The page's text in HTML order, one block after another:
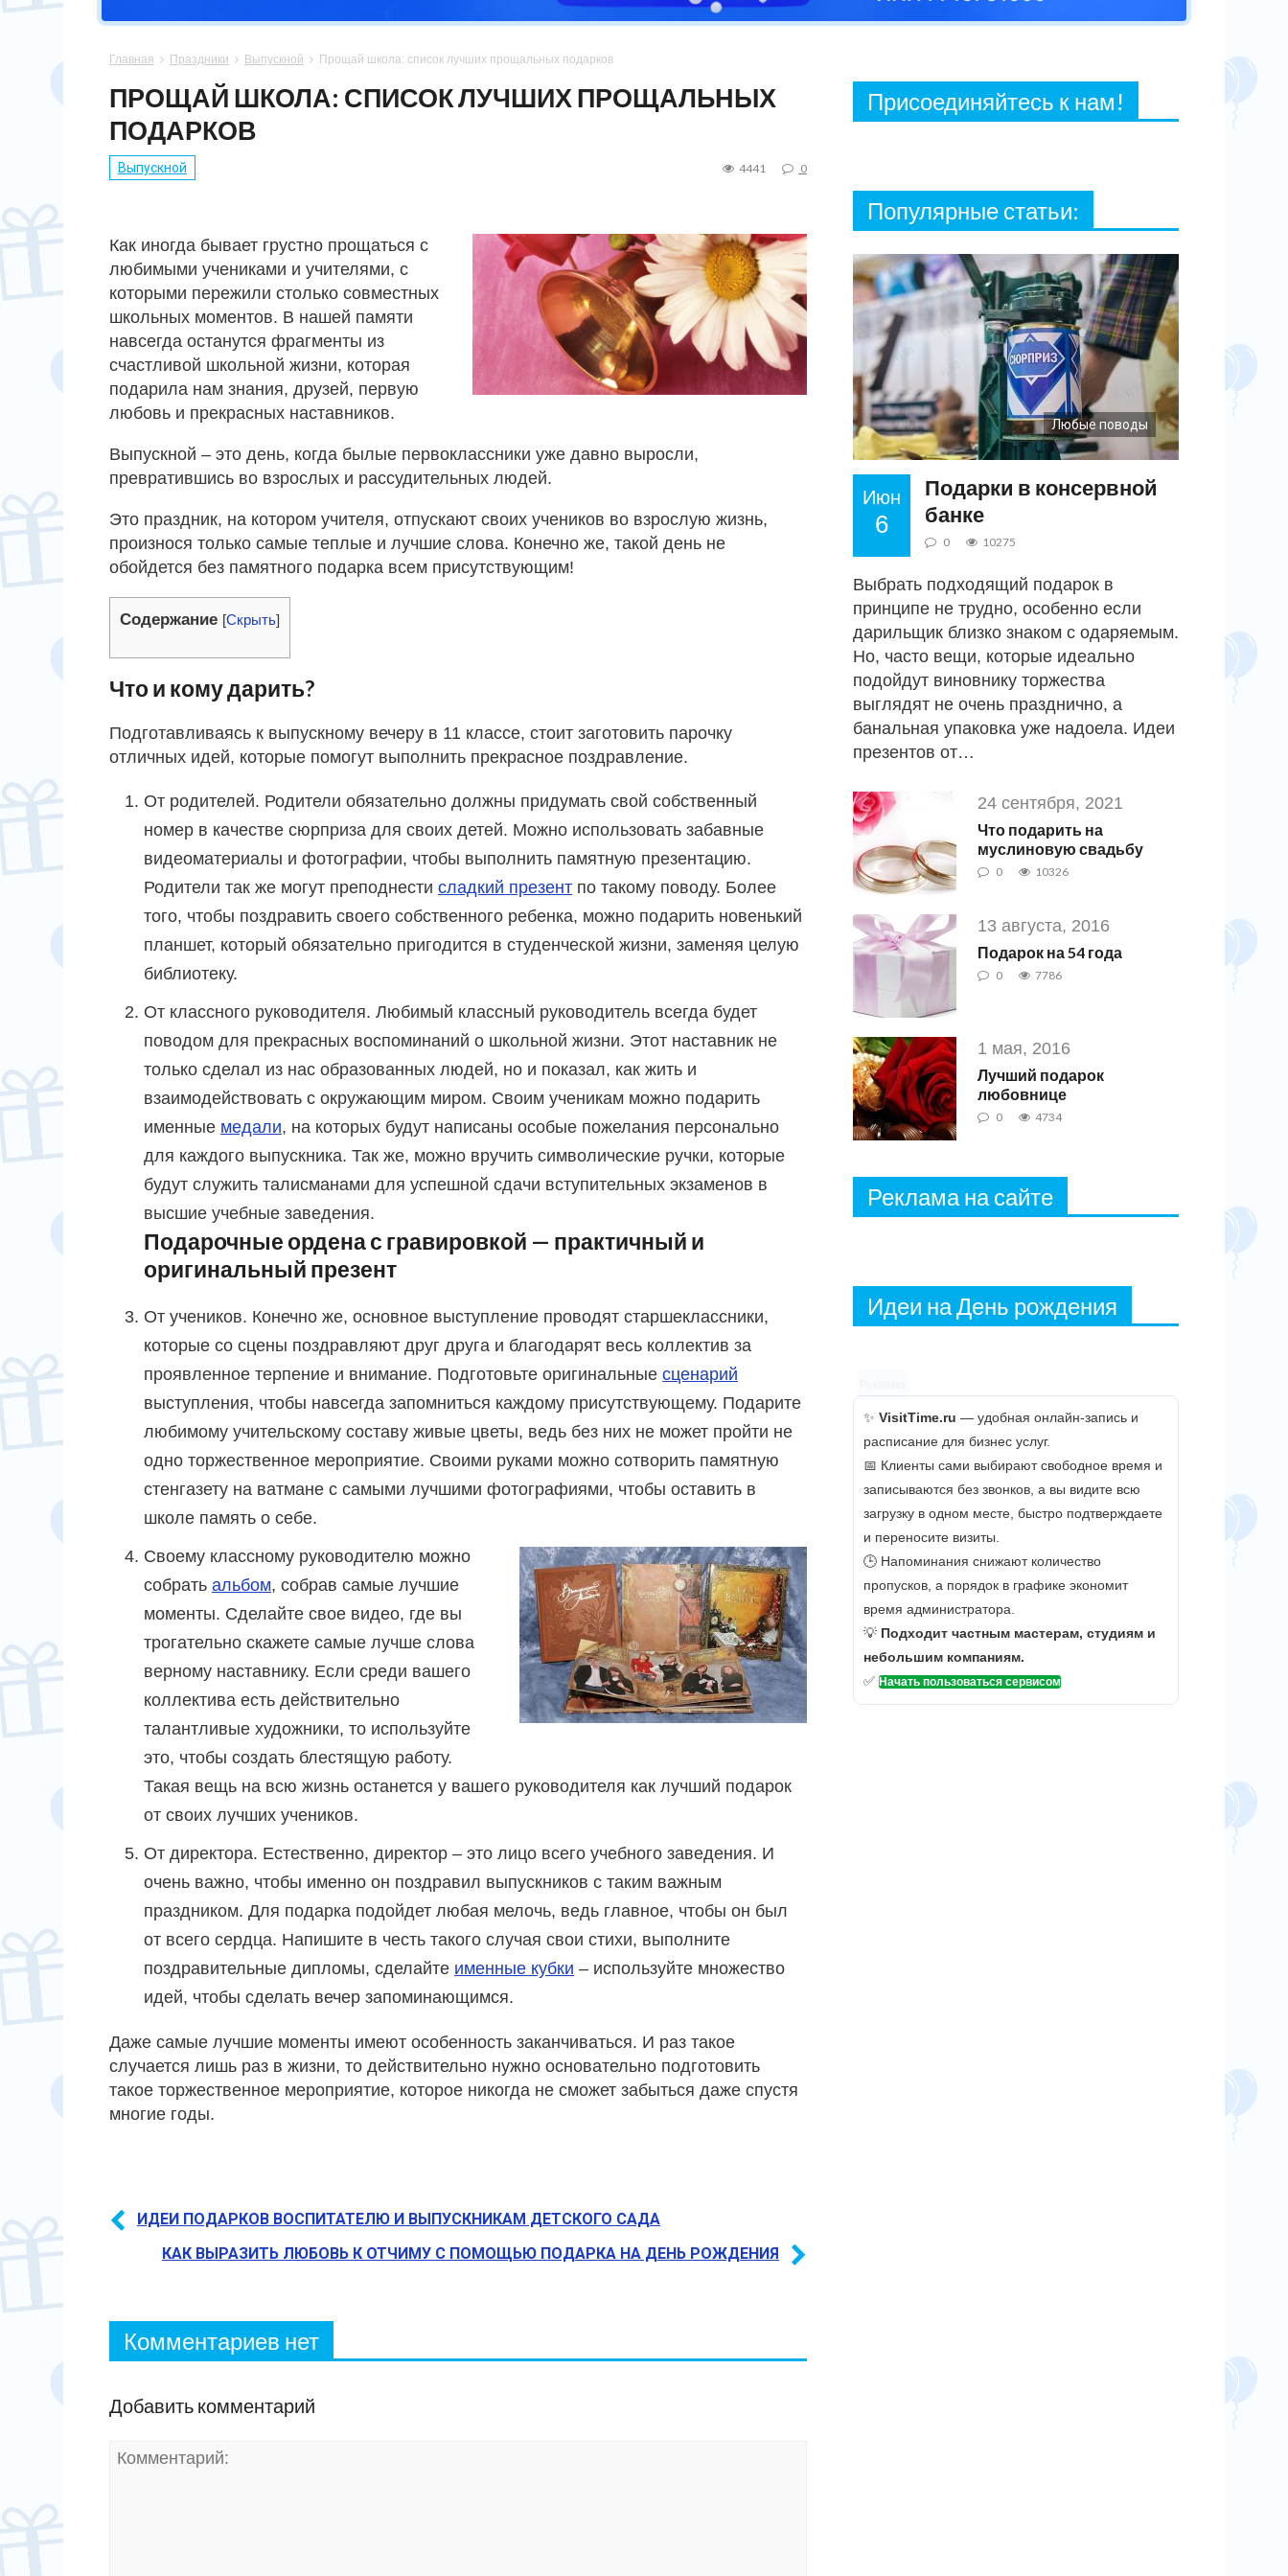
СПОРТСМЕНУ
27 ФЕВРАЛЯ, 2021
МАМЕ
ПОДРУГЕ
СЕСТРЕ
ПАПЕ
СЫНУ
ПАСХА
ЮБИЛЕЙ
14 ФЕВРАЛЯ
Главная  Праздники  Выпускной  Прощай школа: список лучших прощальных подарков
ПРОЩАЙ ШКОЛА: СПИСОК ЛУЧШИХ ПРОЩАЛЬНЫХ
ПОДАРКОВ
Выпускной 4441 0
Как иногда бывает грустно прощаться с
любимыми учениками и учителями, с
которыми пережили столько совместных
школьных моментов. В нашей памяти
навсегда останутся фрагменты из
счастливой школьной жизни, которая
подарила нам знания, друзей, первую
любовь и прекрасных наставников.
Выпускной – это день, когда былые первоклассники уже давно выросли,
превратившись во взрослых и рассудительных людей.
Это праздник, на котором учителя, отпускают своих учеников во взрослую жизнь,
произнося только самые теплые и лучшие слова. Конечно же, такой день не
обойдется без памятного подарка всем присутствующим!
Содержание [Скрыть]
Что и кому дарить?
Подготавливаясь к выпускному вечеру в 11 классе, стоит заготовить парочку
отличных идей, которые помогут выполнить прекрасное поздравление.
От родителей. Родители обязательно должны придумать свой собственный
номер в качестве сюрприза для своих детей. Можно использовать забавные
видеоматериалы и фотографии, чтобы выполнить памятную презентацию.
Родители так же могут преподнести сладкий презент по такому поводу. Более
того, чтобы поздравить своего собственного ребенка, можно подарить новенький
планшет, который обязательно пригодится в студенческой жизни, заменяя целую
библиотеку.
От классного руководителя. Любимый классный руководитель всегда будет
поводом для прекрасных воспоминаний о школьной жизни. Этот наставник не
только сделал из нас образованных людей, но и показал, как жить и
взаимодействовать с окружающим миром. Своим ученикам можно подарить
именные медали, на которых будут написаны особые пожелания персонально
для каждого выпускника. Так же, можно вручить символические ручки, которые
будут служить талисманами для успешной сдачи вступительных экзаменов в
высшие учебные заведения.
Подарочные ордена с гравировкой — практичный и
оригинальный презент
От учеников. Конечно же, основное выступление проводят старшеклассники,
которые со сцены поздравляют друг друга и благодарят весь коллектив за
проявленное терпение и внимание. Подготовьте оригинальные сценарий
выступления, чтобы навсегда запомниться каждому присутствующему. Подарите
любимому учительскому составу живые цветы, ведь без них не может пройти не
одно торжественное мероприятие. Своими руками можно сотворить памятную
стенгазету на ватмане с самыми лучшими фотографиями, чтобы оставить в
школе память о себе.
Своему классному руководителю можно
собрать альбом, собрав самые лучшие
моменты. Сделайте свое видео, где вы
трогательно скажете самые лучше слова
верному наставнику. Если среди вашего
коллектива есть действительно
талантливые художники, то используйте
это, чтобы создать блестящую работу.
Такая вещь на всю жизнь останется у вашего руководителя как лучший подарок
от своих лучших учеников.
От директора. Естественно, директор – это лицо всего учебного заведения. И
очень важно, чтобы именно он поздравил выпускников с таким важным
праздником. Для подарка подойдет любая мелочь, ведь главное, чтобы он был
от всего сердца. Напишите в честь такого случая свои стихи, выполните
поздравительные дипломы, сделайте именные кубки – используйте множество
идей, чтобы сделать вечер запоминающимся.
Даже самые лучшие моменты имеют особенность заканчиваться. И раз такое
случается лишь раз в жизни, то действительно нужно основательно подготовить
такое торжественное мероприятие, которое никогда не сможет забыться даже спустя
многие годы.
ИДЕИ ПОДАРКОВ ВОСПИТАТЕЛЮ И ВЫПУСКНИКАМ ДЕТСКОГО САДА
КАК ВЫРАЗИТЬ ЛЮБОВЬ К ОТЧИМУ С ПОМОЩЬЮ ПОДАРКА НА ДЕНЬ РОЖДЕНИЯ
Комментариев нет
Добавить комментарий
Присоединяйтесь к нам!
Популярные статьи:
Любые поводы
Июн
6
Подарки в консервной
банке
0 10275
Выбрать подходящий подарок в
принципе не трудно, особенно если
дарильщик близко знаком с одаряемым.
Но, часто вещи, которые идеально
подойдут виновнику торжества
выглядят не очень празднично, а
банальная упаковка уже надоела. Идеи
презентов от…
24 сентября, 2021
Что подарить на
муслиновую свадьбу
0 10326
13 августа, 2016
Подарок на 54 года
0 7786
1 мая, 2016
Лучший подарок
любовнице
0 4734
Реклама на сайте
Идеи на День рождения
✨ VisitTime.ru — удобная онлайн-запись и
расписание для бизнес услуг.
📅 Клиенты сами выбирают свободное время и
записываются без звонков, а вы видите всю
загрузку в одном месте, быстро подтверждаете
и переносите визиты.
🕒 Напоминания снижают количество
пропусков, а порядок в графике экономит
время администратора.
💡 Подходит частным мастерам, студиям и
небольшим компаниям.
✅ Начать пользоваться сервисом